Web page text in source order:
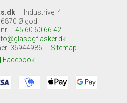
Industrivej 4
6870 Ølgod
: +45 60 60 66 42
: 36944986
Sitemap
Facebook